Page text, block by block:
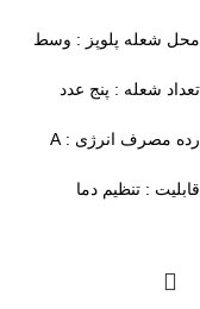
محل شعله پلوپز : وسط
تعداد شعله : پنج عدد
رده مصرف انرژی : A
قابلیت : تنظیم دما